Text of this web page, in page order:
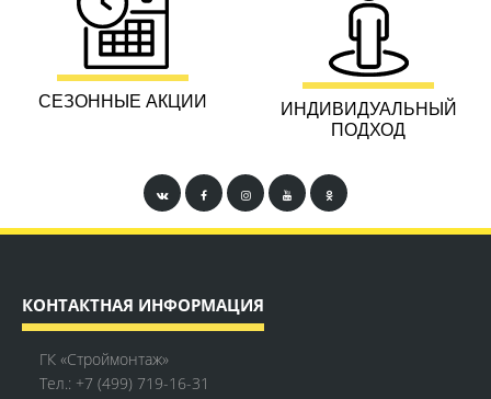
СЕЗОННЫЕ АКЦИИ
ИНДИВИДУАЛЬНЫЙ
ПОДХОД
КОНТАКТНАЯ ИНФОРМАЦИЯ
ГК «Строймонтаж»
Тел.: +7 (499) 719-16-31